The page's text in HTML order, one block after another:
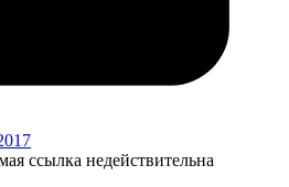
ссылка недействительна